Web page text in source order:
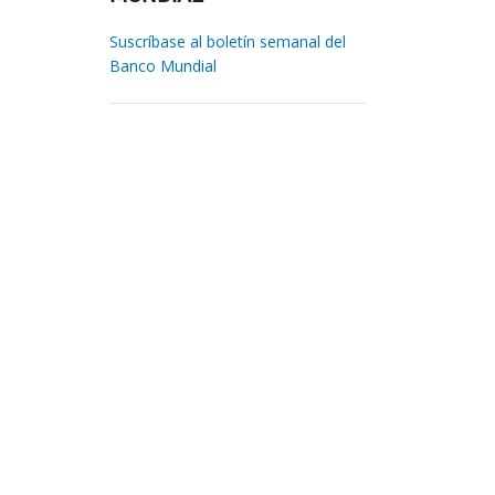
Suscríbase al boletín semanal del
Banco Mundial